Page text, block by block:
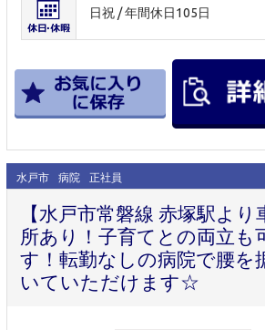
日祝 / 年間休日105日
水戸市 病院 正社員
【水戸市常磐線 赤塚駅よ
所あり！子育てとの両立も
す！転勤なしの病院で腰を
いていただけます☆